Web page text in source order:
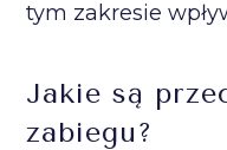
tym zakresie
Jakie są
zabiegu?